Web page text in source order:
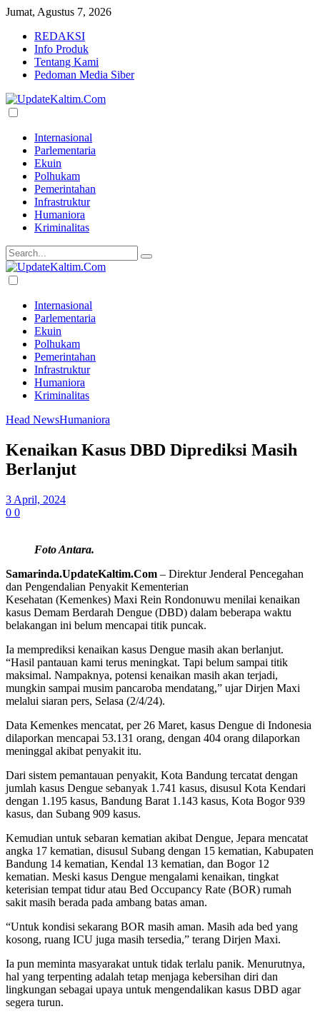
Jumat, Agustus 7, 2026
REDAKSI
Info Produk
Tentang Kami
Pedoman Media Siber
Internasional
Parlementaria
Ekuin
Polhukam
Pemerintahan
Infrastruktur
Humaniora
Kriminalitas
Internasional
Parlementaria
Ekuin
Polhukam
Pemerintahan
Infrastruktur
Humaniora
Kriminalitas
Head NewsHumaniora
Kenaikan Kasus DBD Diprediksi Masih
Berlanjut
3 April, 2024
0 0
Foto Antara.
Samarinda.UpdateKaltim.Com – Direktur Jenderal Pencegahan
dan Pengendalian Penyakit Kementerian
Kesehatan (Kemenkes) Maxi Rein Rondonuwu menilai kenaikan
kasus Demam Berdarah Dengue (DBD) dalam beberapa waktu
belakangan ini belum mencapai titik puncak.
Ia memprediksi kenaikan kasus Dengue masih akan berlanjut.
“Hasil pantauan kami terus meningkat. Tapi belum sampai titik
maksimal. Nampaknya, potensi kenaikan masih akan terjadi,
mungkin sampai musim pancaroba mendatang,” ujar Dirjen Maxi
melalui siaran pers, Selasa (2/4/24).
Data Kemenkes mencatat, per 26 Maret, kasus Dengue di Indonesia
dilaporkan mencapai 53.131 orang, dengan 404 orang dilaporkan
meninggal akibat penyakit itu.
Dari sistem pemantauan penyakit, Kota Bandung tercatat dengan
jumlah kasus Dengue sebanyak 1.741 kasus, disusul Kota Kendari
dengan 1.195 kasus, Bandung Barat 1.143 kasus, Kota Bogor 939
kasus, dan Subang 909 kasus.
Kemudian untuk sebaran kematian akibat Dengue, Jepara mencatat
angka 17 kematian, disusul Subang dengan 15 kematian, Kabupaten
Bandung 14 kematian, Kendal 13 kematian, dan Bogor 12
kematian. Meski kasus Dengue mengalami kenaikan, tingkat
keterisian tempat tidur atau Bed Occupancy Rate (BOR) rumah
sakit masih berada pada ambang batas aman.
“Untuk kondisi sekarang BOR masih aman. Masih ada bed yang
kosong, ruang ICU juga masih tersedia,” terang Dirjen Maxi.
Ia pun meminta masyarakat untuk tidak terlalu panik. Menurutnya,
hal yang terpenting adalah tetap menjaga kebersihan diri dan
lingkungan sebagai upaya untuk mengendalikan kasus DBD agar
segera turun.